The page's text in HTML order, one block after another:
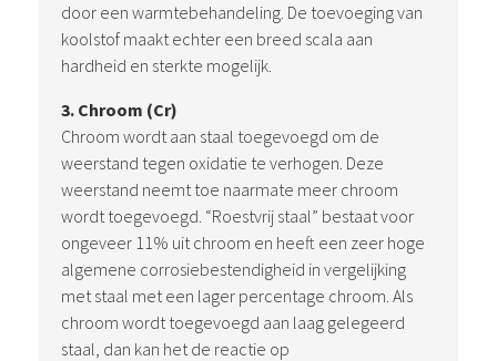
door een warmtebehandeling. De toevoeging van
koolstof maakt echter een breed scala aan
hardheid en sterkte mogelijk.
3. Chroom (Cr)
Chroom wordt aan staal toegevoegd om de
weerstand tegen oxidatie te verhogen. Deze
weerstand neemt toe naarmate meer chroom
wordt toegevoegd. “Roestvrij staal” bestaat voor
ongeveer 11% uit chroom en heeft een zeer hoge
algemene corrosiebestendigheid in vergelijking
met staal met een lager percentage chroom. Als
chroom wordt toegevoegd aan laag gelegeerd
staal, dan kan het de reactie op